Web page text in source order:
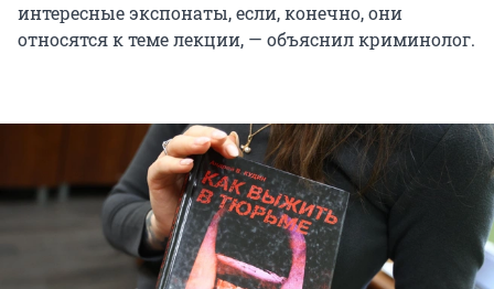
интересные экспонаты, если, конечно, они
относятся к теме лекции, — объяснил криминолог.